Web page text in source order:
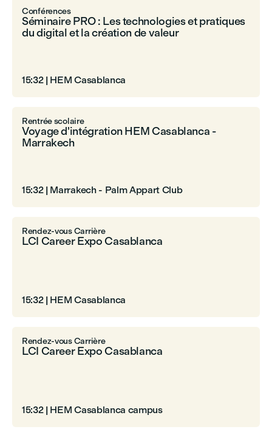
Conférences
Séminaire PRO : Les technologies et pratiques
du digital et la création de valeur
15:32| HEM Casablanca
Rentrée scolaire
Voyage d'intégration HEM Casablanca -
Marrakech
15:32| Marrakech - Palm Appart Club
Rendez-vous Carrière
LCI Career Expo Casablanca
15:32| HEM Casablanca
Rendez-vous Carrière
LCI Career Expo Casablanca
15:32| HEM Casablanca campus